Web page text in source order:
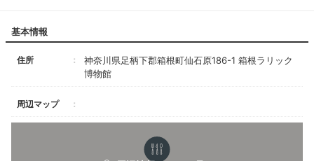
基本情報
住所
神奈川県足柄下郡箱根町仙石原186-1 箱根ラリック
博物館
周辺マップ